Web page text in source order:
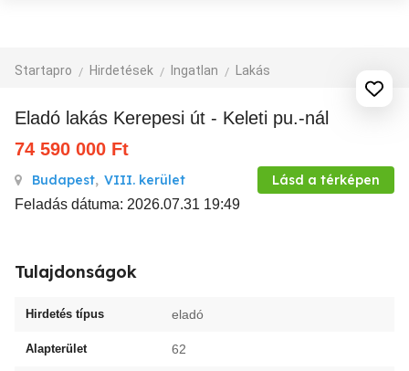
Startapro Hirdetések Ingatlan Lakás
Eladó lakás Kerepesi út - Keleti pu.-nál
74 590 000 Ft
Budapest, VIII. kerület Lásd a térképen
Feladás dátuma: 2026.07.31 19:49
Tulajdonságok
Hirdetés típus eladó
Alapterület 62